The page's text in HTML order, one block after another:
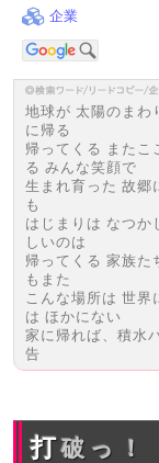
企業
地球が 太陽のまわ
に帰る
帰ってくる またこ
る みんな笑顔で
生まれ育った 故郷
も
はじまりは なつか
しいのは
帰ってくる 家族た
もまた
こんな場所は 世界
は ほかにない
家に帰れば、積水
告
打破っ！